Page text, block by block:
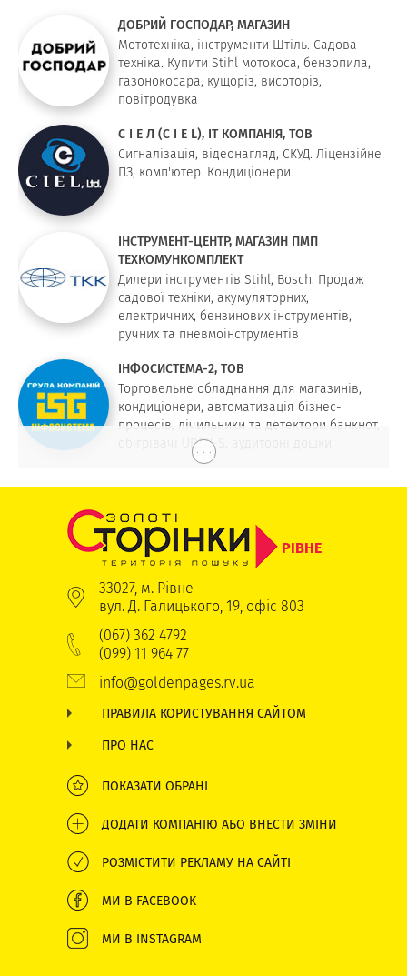
ДОБРИЙ ГОСПОДАР, МАГАЗИН
Мототехніка, інструменти Штіль. Садова
техніка. Купити Stihl мотокоса, бензопила,
газонокосара, кущоріз, висоторіз,
повітродувка
С І Е Л (C I E L), IT КОМПАНІЯ, ТОВ
Сигналізація, відеонагляд, СКУД. Ліцензійне
ПЗ, комп'ютер. Кондиціонери.
ІНСТРУМЕНТ-ЦЕНТР, МАГАЗИН ПМП
ТЕХКОМУНКОМПЛЕКТ
Дилери інструментів Stihl, Bosch. Продаж
садової техніки, акумуляторних,
електричних, бензинових інструментів,
ручних та пневмоінструментів
ІНФОСИСТЕМА-2, ТОВ
Торговельне обладнання для магазинів,
кондиціонери, автоматизація бізнес-
процесів, лічильники та детектори банкнот,
обігрівачі UDEN-S, аудиторні дошки
. . .
РІВНЕ
33027, м. Рівне
вул. Д. Галицького, 19, офіс 803
(067) 362 4792
(099) 11 964 77
info@goldenpages.rv.ua
ПРАВИЛА КОРИСТУВАННЯ САЙТОМ
ПРО НАС
ПОКАЗАТИ ОБРАНІ
ДОДАТИ КОМПАНІЮ АБО ВНЕСТИ ЗМІНИ
РОЗМІСТИТИ РЕКЛАМУ НА САЙТІ
МИ В FACEBOOK
МИ В INSTAGRAM